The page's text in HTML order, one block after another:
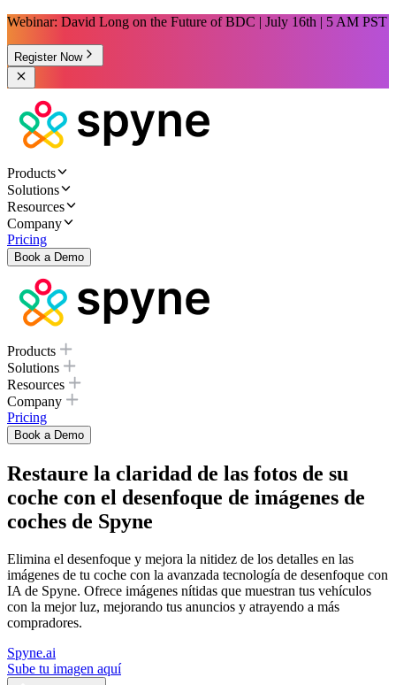
Webinar: David Long on the Future of BDC | July 16th | 5 AM PST
Register Now
Products
Solutions
Resources
Company
Pricing
Book a Demo
Products
Solutions
Resources
Company
Pricing
Book a Demo
Restaure la claridad de las fotos de su
coche con el desenfoque de imágenes de
coches de Spyne
Elimina el desenfoque y mejora la nitidez de los detalles en las
imágenes de tu coche con la avanzada tecnología de desenfoque con
IA de Spyne. Ofrece imágenes nítidas que muestran tus vehículos
con la mejor luz, mejorando tus anuncios y atrayendo a más
compradores.
Spyne.ai
Sube tu imagen aquí